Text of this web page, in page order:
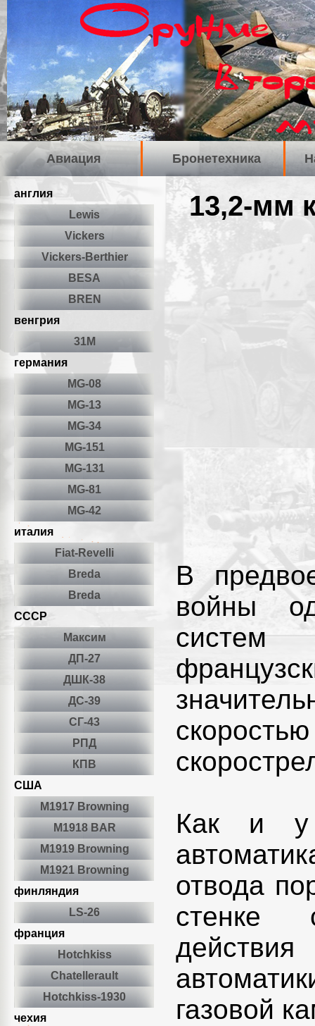
Авиация Бронетехника
англия
Lewis
Vickers
Vickers-Berthier
BESA
BREN
венгрия
31М
германия
MG-08
MG-13
MG-34
MG-151
MG-131
MG-81
MG-42
италия
Fiat-Revelli
Breda
Breda
СССР
Максим
ДП-27
ДШК-38
ДС-39
СГ-43
РПД
КПВ
США
М1917 Browning
М1918 BAR
M1919 Browning
М1921 Browning
финляндия
LS-26
франция
Hotchkiss
Сhatellerault
Hotchkiss-1930
чехия
13,2-мм
В
войны
систем
Как и у
отвода
стенке
газовой